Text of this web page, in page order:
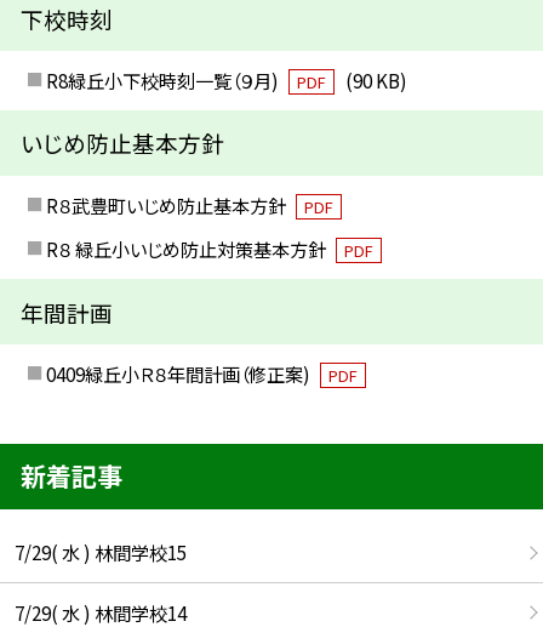
下校時刻
R8緑丘小下校時刻一覧（９月) PDF (90 KB)
いじめ防止基本方針
R８武豊町いじめ防止基本方針 PDF
R８ 緑丘小いじめ防止対策基本方針 PDF
年間計画
0409緑丘小Ｒ８年間計画（修正案) PDF
新着記事
7/29( 水 ) 林間学校15
7/29( 水 ) 林間学校14